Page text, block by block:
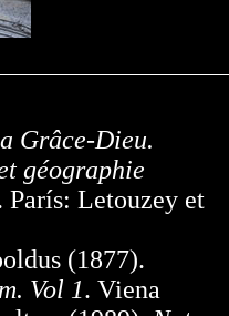
Grâce-Dieu.
géographie
París: Letouzey et
(1877).
Vol 1. Viena